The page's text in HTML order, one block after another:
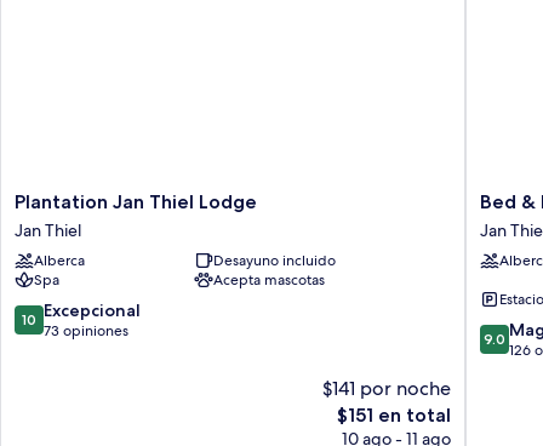
Plantation
Jan
Thiel
Lodge
Jan
Thiel
Plantation Jan Thiel Lodge
Jan Thiel
Alberca
Desayuno incluido
Spa
Acepta mascotas
10.0
de
10 Excepcional
73 opiniones
$141 por noche
El
precio
$151 en total
10 ago - 11 ago
Bed
&
Bike
Curacao
Jan
Thiel
Jan
Bed &
Jan
9.0
de
9.0
126